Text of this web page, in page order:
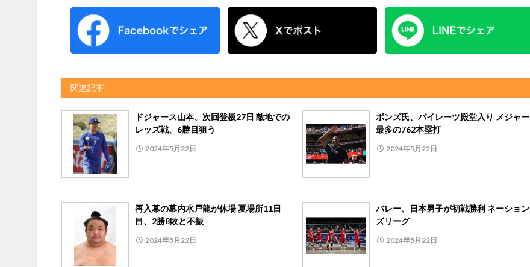
関連記事
ドジャース山本、次回登板27日 敵地での
レッズ戦、6勝目狙う
2024年5月22日
ボンズ氏、パイレーツ殿堂入り メジャー
最多の762本塁打
2024年5月22日
再入幕の幕内水戸龍が休場 夏場所11日
目、2勝8敗と不振
2024年5月22日
バレー、日本男子が初戦勝利 ネーション
ズリーグ
2024年5月22日